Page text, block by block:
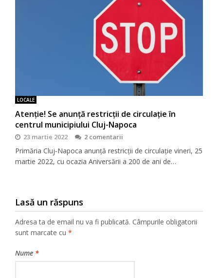
LOCALE
Atenție! Se anunță restricții de circulație în
centrul municipiului Cluj-Napoca
23 martie 2022 2 comentarii
Primăria Cluj-Napoca anunță restricții de circulație vineri, 25
martie 2022, cu ocazia Aniversării a 200 de ani de…
Lasă un răspuns
Adresa ta de email nu va fi publicată. Câmpurile obligatorii
sunt marcate cu*
Nume *